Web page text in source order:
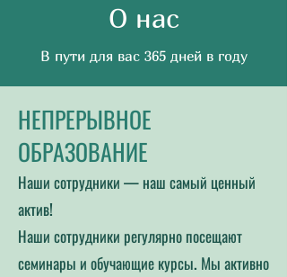
О нас
В пути для вас 365 дней в году
НЕПРЕРЫВНОЕ
ОБРАЗОВАНИЕ
Наши сотрудники — наш самый ценный
актив!
Наши сотрудники регулярно посещают
семинары и обучающие курсы. Мы активно